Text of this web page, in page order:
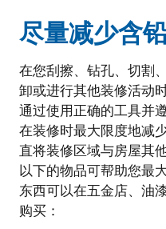
尽量减少含
在您刮擦、钻孔、切割
卸或进行其他装修活动
通过使用正确的工具并
在装修时最大限度地减
直将装修区域与房屋其
以下的物品可帮助您最
东西可以在五金店、油
购买：